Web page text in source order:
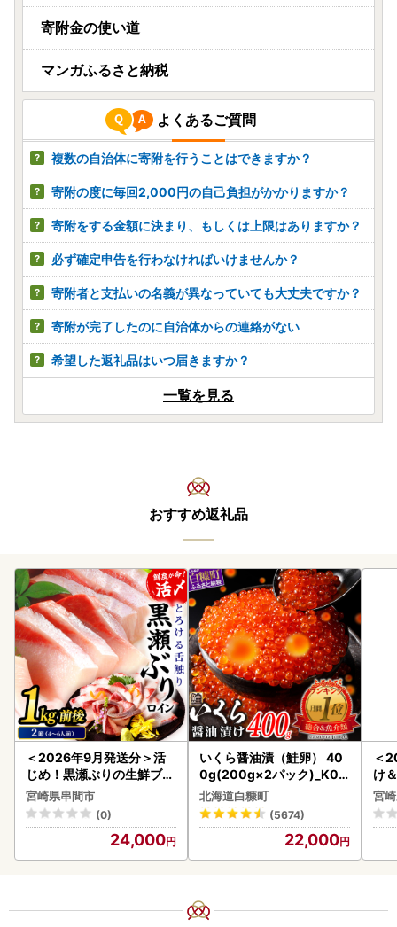
寄附金の使い道
マンガふるさと納税
よくあるご質問
複数の自治体に寄附を行うことはできますか？
寄附の度に毎回2,000円の自己負担がかかりますか？
寄附をする金額に決まり、もしくは上限はありますか？
必ず確定申告を行わなければいけませんか？
寄附者と支払いの名義が異なっていても大丈夫ですか？
寄附が完了したのに自治体からの連絡がない
希望した返礼品はいつ届きますか？
一覧を見る
おすすめ返礼品
＜2026年9月発送分＞活
じめ！黒瀬ぶりの生鮮ブリ
ロイン2節（1.0kg前後）_
K001-012-2609
宮崎県串間市
(0)
24,000
いくら醤油漬（鮭卵） 40
0g(200g×2パック)_K02
2-1676
北海道白糠町
(5674)
22,000
＜
け
も
-
宮